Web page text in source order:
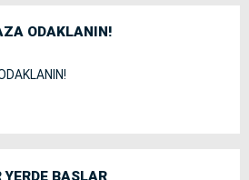
ODAKLANIN!
YERDE BAŞLAR